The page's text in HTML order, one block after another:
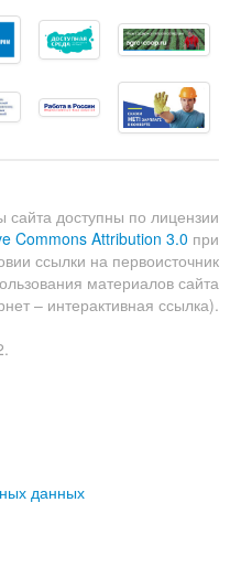
сайта доступны по лицензии
Commons Attribution 3.0 при
ссылки на первоисточник
материалов сайта
– интерактивная ссылка).
данных